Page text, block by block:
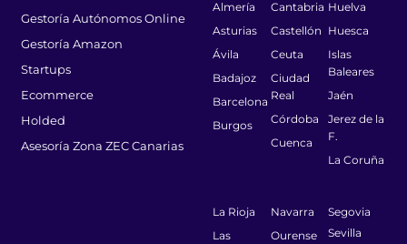
Gestoría Autónomos Online
Gestoría Amazon
Startups
Ecommerce
Holded
Asesoría Zona ZEC Canarias
Almería
Asturias
Ávila
Badajoz
Barcelona
Burgos
Cantabria
Castellón
Ceuta
Ciudad
Real
Córdoba
Cuenca
Huelva
Huesca
Islas
Baleares
Jaén
Jerez de la
F.
La Coruña
La Rioja
Las
Navarra
Ourense
Segovia
Sevilla